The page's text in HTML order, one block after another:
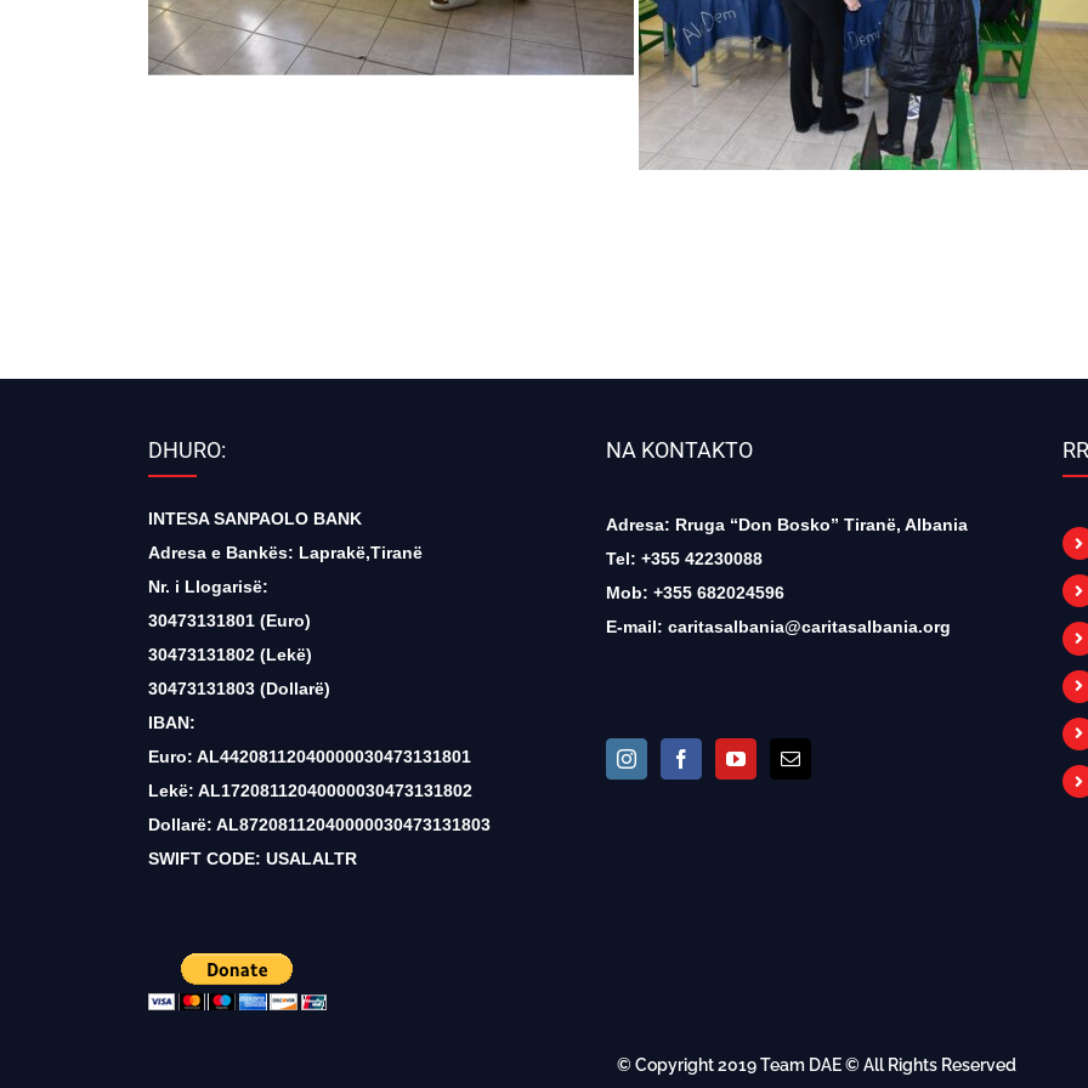
DHURO:
INTESA SANPAOLO BANK
Adresa e Bankës: Laprakë,Tiranë
Nr. i Llogarisë:
30473131801 (Euro)
30473131802 (Lekë)
30473131803 (Dollarë)
IBAN:
Euro: AL44208112040000030473131801
Lekë: AL17208112040000030473131802
Dollarë: AL87208112040000030473131803
SWIFT CODE: USALALTR
NA KONTAKTO
Adresa: Rruga “Don Bosko” Tiranë, Albania
Tel: +355 42230088
Mob: +355 682024596
E-mail: caritasalbania@caritasalbania.org
© Copyright 2019Team DAE© All Rights Reserved